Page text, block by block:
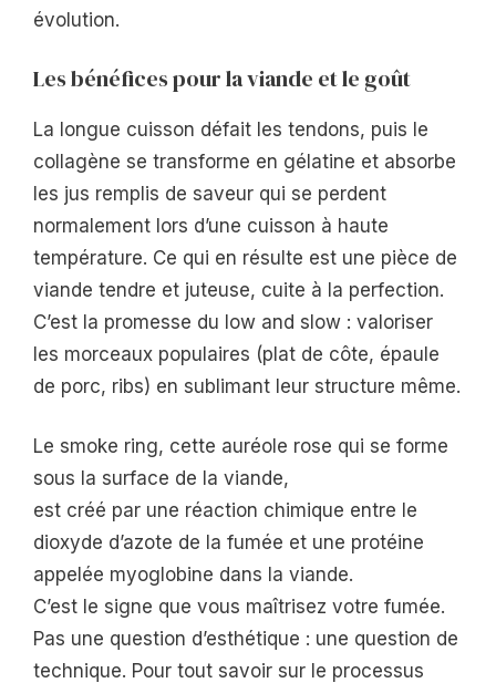
évolution.
Les bénéfices pour la viande et le goût
La longue cuisson défait les tendons, puis le
collagène se transforme en gélatine et absorbe
les jus remplis de saveur qui se perdent
normalement lors d’une cuisson à haute
température. Ce qui en résulte est une pièce de
viande tendre et juteuse, cuite à la perfection.
C’est la promesse du low and slow : valoriser
les morceaux populaires (plat de côte, épaule
de porc, ribs) en sublimant leur structure même.
Le smoke ring, cette auréole rose qui se forme
sous la surface de la viande,
est créé par une réaction chimique entre le
dioxyde d’azote de la fumée et une protéine
appelée myoglobine dans la viande.
C’est le signe que vous maîtrisez votre fumée.
Pas une question d’esthétique : une question de
technique. Pour tout savoir sur le processus